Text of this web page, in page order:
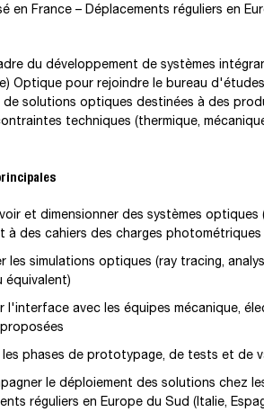
en France – Déplacements réguliers en
du développement de systèmes
Optique pour rejoindre le bureau
solutions optiques destinées à des
techniques (thermique,
et dimensionner des systèmes
à des cahiers des charges
les simulations optiques (ray tracing,
équivalent)
l'interface avec les équipes mécanique,
phases de prototypage, de tests et de
le déploiement des solutions chez
réguliers en Europe du Sud (Italie,